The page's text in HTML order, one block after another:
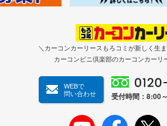
＼カーコンカーリースもろコミが新しく生
カーコンビニ倶楽部のカーコンカーリ
WEBで
問い合わせ
受付時間：8:00